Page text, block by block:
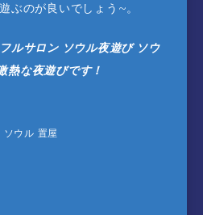
ぶのが良いでしょう~。
ルサロン ソウル夜遊び ソウ
熱な夜遊びです！
ソウル 置屋